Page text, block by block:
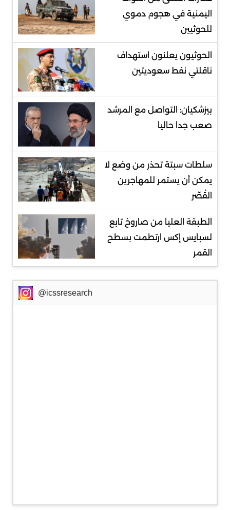
اليمنية في هجوم دموي
للحوثيين
الحوثيون يعلنون استهداف
ناقلتي نفط سعوديتين
بيزشكيان: التواصل مع المرشد
صعب جدا حاليا
سلطات سبتة تحذر من وضع لا
يمكن أن يستمر للمهاجرين
القُصّر
الطبقة العليا من صاروخ تابع
لسبايس إكس ارتطمت بسطح
القمر
@icssresearch